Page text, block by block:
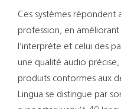
Ces systèmes répondent
profession, en
l’interprète et celui des
une qualité audio
produits conformes aux
Lingua se distingue par